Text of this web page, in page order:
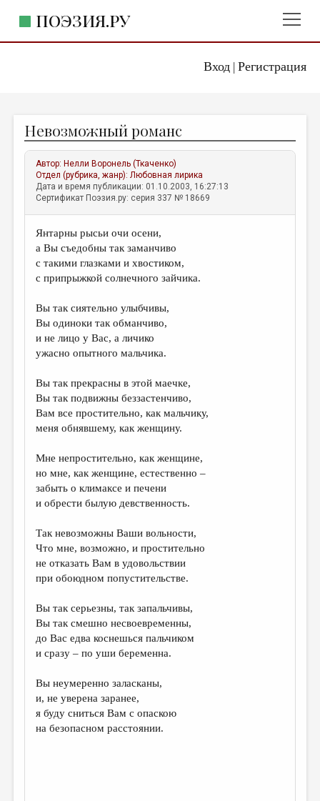
Вход| Регистрация
ПОЭЗИЯ.РУ
ЖАНРЫ
АВТОРЫ
КОММЕНТАРИИ
ЛИТСАЛОН
НОВОСТИ
ПРАВИЛА САЙТА
ИЗБРАННОЕ
ДАЙДЖЕСТ
ПЕРЕВОДЫ
КОНКУРСЫ
КНИЖНАЯ ПОЛКА
ОБЗОР ЛИТЕРАТУРЫ
ОБЪЯВЛЕНИЯ
КОЛОНКА РЕДАКТОРА
ОТ РЕДАКЦИИ
МАЛАЯ ПРОЗА
ЛИТЕРАТУРОВЕДЕНИЕ
КУЛЬТУРОВЕДЕНИЕ
Невозможный романс
Автор: Нелли Воронель (Ткаченко)
Отдел (рубрика, жанр):Любовная лирика
Дата и время публикации: 01.10.2003, 16:27:13
Сертификат Поэзия.ру: серия 337 № 18669
Янтарны рысьи очи осени,
а Вы съедобны так заманчиво
с такими глазками и хвостиком,
с припрыжкой солнечного зайчика.
Вы так сиятельно улыбчивы,
Вы одиноки так обманчиво,
и не лицо у Вас, а личико
ужасно опытного мальчика.
Вы так прекрасны в этой маечке,
Вы так подвижны беззастенчиво,
Вам все простительно, как мальчику,
меня обнявшему, как женщину.
Мне непростительно, как женщине,
но мне, как женщине, естественно –
забыть о климаксе и печени
и обрести былую девственность.
Так невозможны Ваши вольности,
Что мне, возможно, и простительно
не отказать Вам в удовольствии
при обоюдном попустительстве.
Вы так серьезны, так запальчивы,
Вы так смешно несвоевременны,
до Вас едва коснешься пальчиком
и сразу – по уши беременна.
Вы неумеренно заласканы,
и, не уверена заранее,
я буду сниться Вам с опаскою
на безопасном расстоянии.